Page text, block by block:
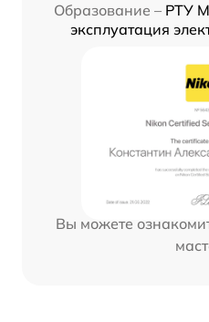
Образование – РТУ
эксплуатация
Вы можете